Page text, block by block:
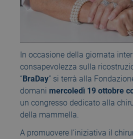
In occasione della giornata
consapevolezza sulla
“BraDay” si terrà alla
domani mercoledì 19 ottobre
un congresso dedicato alla
della mammella.
A promuovere l’iniziativa il